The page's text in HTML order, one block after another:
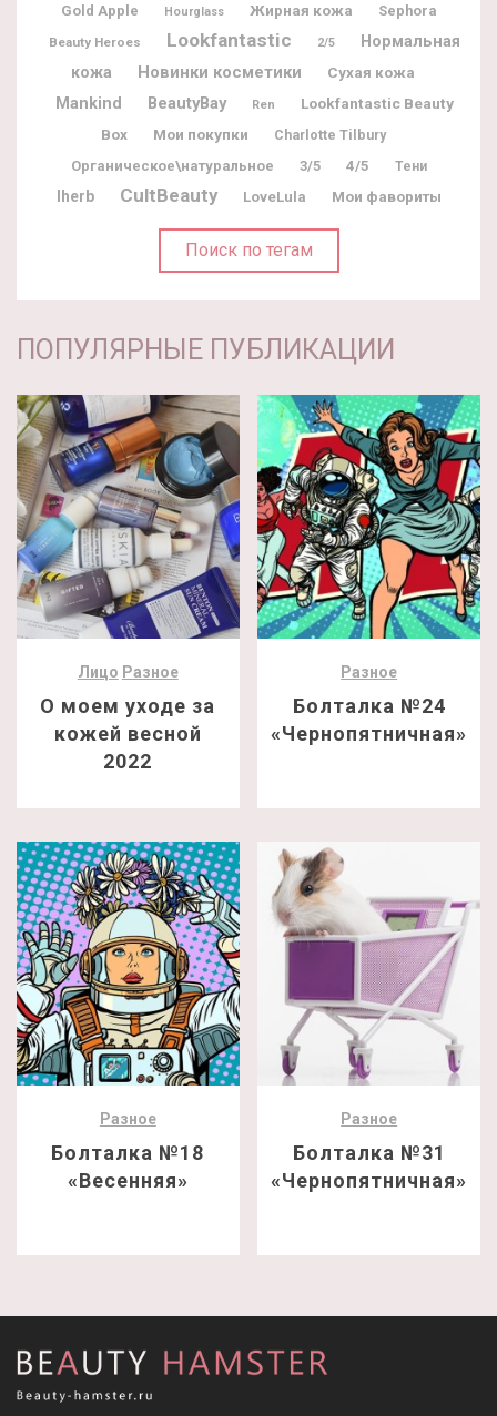
Gold Apple Hourglass Жирная кожа Sephora
Beauty Heroes Lookfantastic 2/5
Нормальная
кожа
Новинки косметики Сухая кожа
Mankind BeautyBay Ren
Lookfantastic Beauty
Box
Мои покупки
Charlotte Tilbury
Органическое\натуральное
3/5 4/5 Тени
Iherb CultBeauty LoveLula Мои фавориты
Поиск по тегам
ПОПУЛЯРНЫЕ ПУБЛИКАЦИИ
Лицо Разное
О моем уходе за
кожей весной
2022
Разное
Болталка №24
«Чернопятничная»
Разное
Болталка №18
«Весенняя»
Разное
Болталка №31
«Чернопятничная»